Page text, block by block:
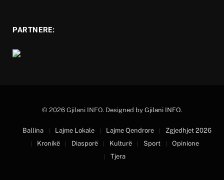
PARTNERE:
© 2026 Gjilani INFO. Designed by Gjilani INFO.
Ballina Lajme Lokale Lajme Qendrore
Zgjedhjet 2026
Kronikë
Diasporë Kulturë Sport
Opinione
Tjera